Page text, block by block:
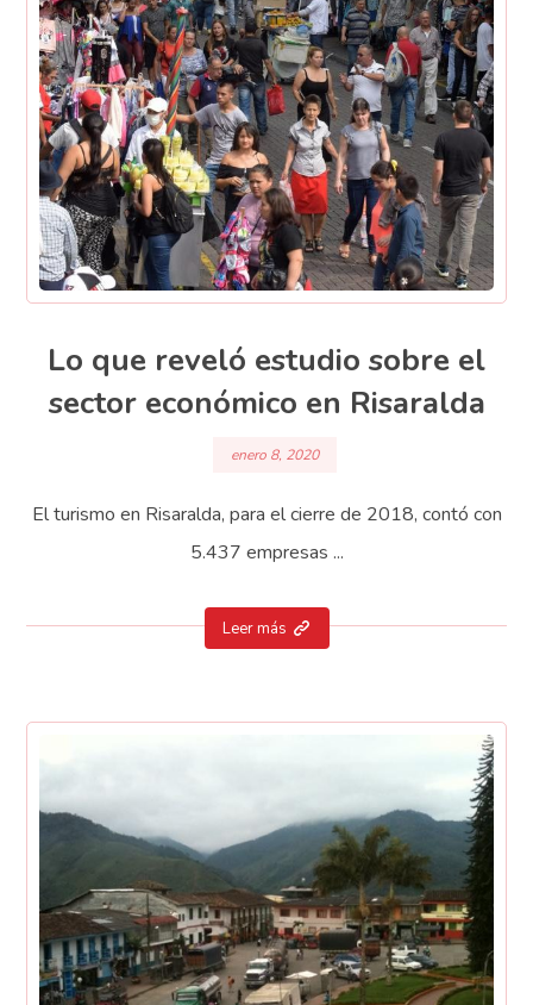
Lo que reveló estudio sobre el
sector económico en Risaralda
enero 8, 2020
El turismo en Risaralda, para el cierre de 2018, contó con
5.437 empresas ...
Leer más